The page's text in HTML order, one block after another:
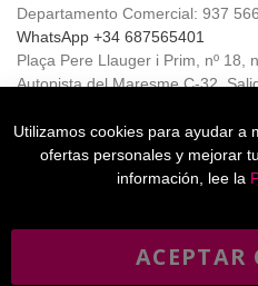
Departamento Comercial: 937
WhatsApp +34 687565401
Plaça Pere Llauger i Prim, nº 18,
Autopista del Maresme C-32,
Horario de Atención al cliente:
De lunes a jueves de 8:00 a 17:00,
Viernes de 8:00 a 15:00
Utilizamos cookies para ayudar a
ofertas personales y mejorar
información, lee la
ACEPTAR